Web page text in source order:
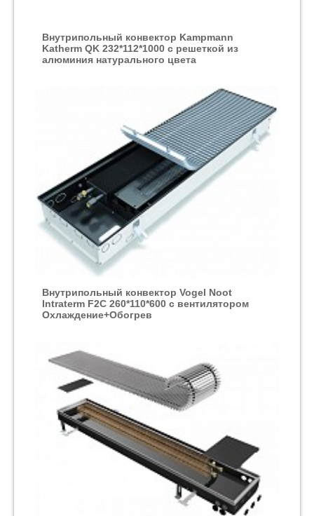
Внутрипольный конвектор Kampmann
Katherm QK 232*112*1000 с решеткой из
алюминия натурального цвета
Внутрипольный конвектор Vogel Noot
Intraterm F2C 260*110*600 с вентилятором
Охлаждение+Обогрев